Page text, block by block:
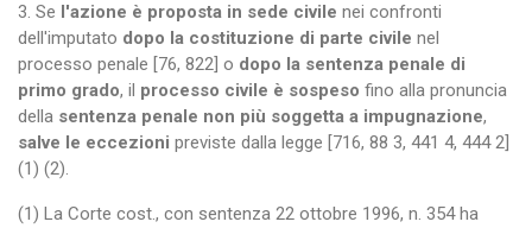
3. Se l'azione è proposta in sede civile nei confronti
dell'imputato dopo la costituzione di parte civile nel
processo penale [76, 822] o dopo la sentenza penale di
primo grado, il processo civile è sospeso fino alla pronuncia
della sentenza penale non più soggetta a impugnazione,
salve le eccezioni previste dalla legge [716, 88 3, 441 4, 444 2]
(1) (2).
(1) La Corte cost., con sentenza 22 ottobre 1996, n. 354 ha